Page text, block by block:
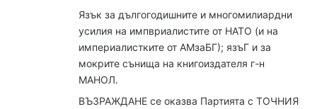
Язък за дългогодишните и многомилиардни
усилия на импвриалистите от НАТО (и на
империалистките от АМзаБГ); язъГ и за
мокрите сънища на книгоиздателя г-н
МАНОЛ.
ВЪЗРАЖДАНЕ се оказва Партията с ТОЧНИЯ